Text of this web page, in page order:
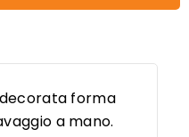
decorata forma
a mano.